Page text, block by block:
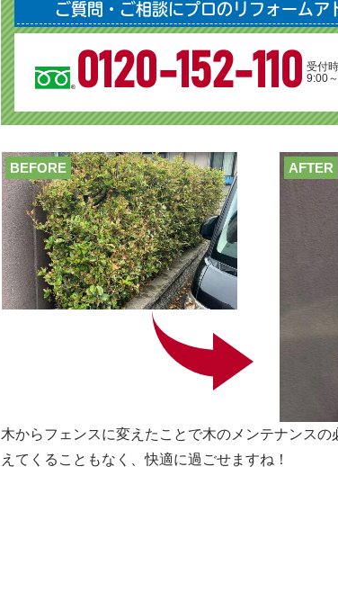
ご質問・ご相談にプロのリフォームア
0120-152-110 受付
9:00
AFTER
BEFORE
木からフェンスに変えたことで木のメンテナンス
えてくることもなく、快適に過ごせますね！